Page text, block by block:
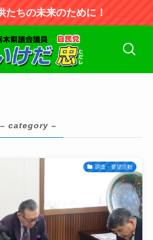
たちの未来のために！
– category –
調査・要望活動